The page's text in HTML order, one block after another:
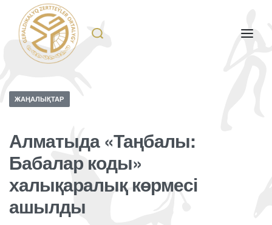
ЖАҢАЛЫҚТАР
Алматыда «Таңбалы:
Бабалар коды»
халықаралық көрмесі
ашылды